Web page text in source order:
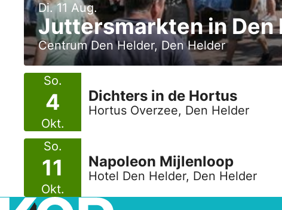
Di. 11 Aug.
Juttersmarkten in Den
Centrum Den Helder, Den Helder
So.
4
Okt.
Dichters in de Hortus
Hortus Overzee, Den Helder
So.
11
Okt.
Napoleon Mijlenloop
Hotel Den Helder, Den Helder